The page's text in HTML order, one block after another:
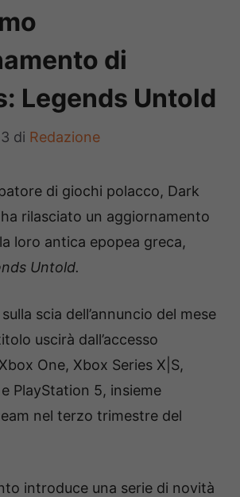
di
Legends Untold
di Redazione
di giochi polacco, Dark
rilasciato un aggiornamento
loro antica epopea greca,
Untold.
scia dell’annuncio del mese
uscirà dall’accesso
One, Xbox Series X|S,
PlayStation 5, insieme
nel terzo trimestre del
introduce una serie di novità